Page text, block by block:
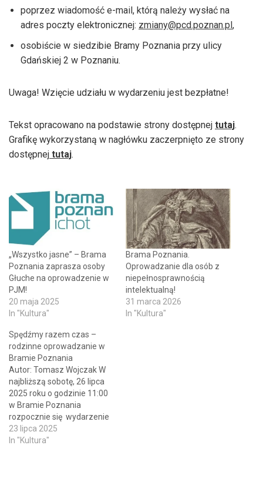
poprzez wiadomość e-mail, którą należy wysłać na
adres poczty elektronicznej: zmiany@pcd.poznan.pl,
osobiście w siedzibie Bramy Poznania przy ulicy
Gdańskiej 2 w Poznaniu.
Uwaga! Wzięcie udziału w wydarzeniu jest bezpłatne!
Tekst opracowano na podstawie strony dostępnej tutaj.
Grafikę wykorzystaną w nagłówku zaczerpnięto ze strony
dostępnej tutaj.
„Wszystko jasne” – Brama
Poznania zaprasza osoby
Głuche na oprowadzenie w
PJM!
20 maja 2025
In "Kultura"
Brama Poznania.
Oprowadzanie dla osób z
niepełnosprawnością
intelektualną!
31 marca 2026
In "Kultura"
Spędźmy razem czas –
rodzinne oprowadzanie w
Bramie Poznania
Autor: Tomasz Wojczak W
najbliższą sobotę, 26 lipca
2025 roku o godzinie 11:00
w Bramie Poznania
rozpocznie się wydarzenie
zatytułowane „Spędźmy
razem czas!”. Wydarzenie
23 lipca 2025
In "Kultura"